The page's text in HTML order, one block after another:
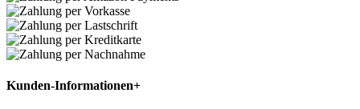
Kunden-Informationen+